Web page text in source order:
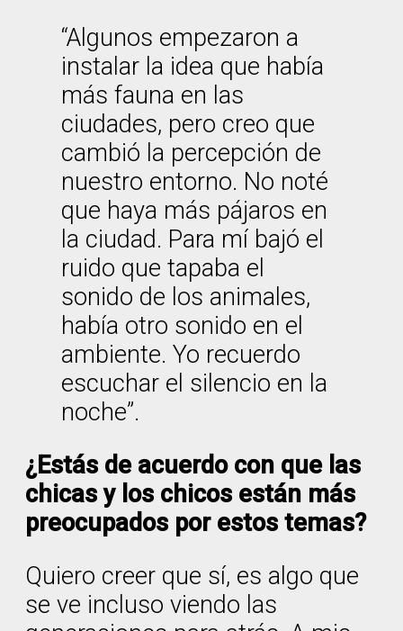
“Algunos empezaron a
instalar la idea que había
más fauna en las
ciudades, pero creo que
cambió la percepción de
nuestro entorno. No noté
que haya más pájaros en
la ciudad. Para mí bajó el
ruido que tapaba el
sonido de los animales,
había otro sonido en el
ambiente. Yo recuerdo
escuchar el silencio en la
noche”.
¿Estás de acuerdo con que las
chicas y los chicos están más
preocupados por estos temas?
Quiero creer que sí, es algo que
se ve incluso viendo las